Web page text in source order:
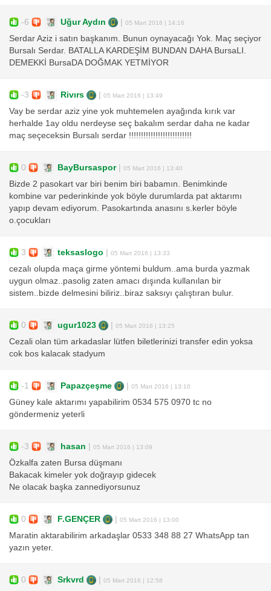
-6 Uğur Aydın 05 Mart 2016 | 14:16
Serdar Aziz i satın başkanım. Bunun oynayacağı Yok. Maç seçiyor
Bursalı Serdar. BATALLA KARDEŞİM BUNDAN DAHA BursaLI.
DEMEKKİ BursaDA DOĞMAK YETMİYOR
-3 Rivırs 05 Mart 2016 | 13:49
Vay be serdar aziz yine yok muhtemelen ayağında kırık var
herhalde 1ay oldu nerdeyse seç bakalım serdar daha ne kadar
maç seçeceksin Bursalı serdar !!!!!!!!!!!!!!!!!!!!!!!!!!
0 BayBursaspor| 05 Mart 2016 | 13:40
Bizde 2 pasokart var biri benim biri babamın. Benimkinde
kombine var pederinkinde yok böyle durumlarda pat aktarımı
yapıp devam ediyorum. Pasokartında anasını s.kerler böyle
o.çocukları
3 teksaslogo 05 Mart 2016 | 13:33
cezalı olupda maça girme yöntemi buldum..ama burda yazmak
uygun olmaz..pasolig zaten amacı dışında kullanılan bir
sistem..bizde delmesini biliriz..biraz saksıyı çalıştıran bulur.
0 ugur1023 05 Mart 2016 | 13:25
Cezali olan tüm arkadaslar lütfen biletlerinizi transfer edin yoksa
cok bos kalacak stadyum
-1 Papazçeşme 05 Mart 2016 | 13:10
Güney kale aktarımı yapabilirim 0534 575 0970 tc no
göndermeniz yeterli
-3 hasan 05 Mart 2016 | 13:09
Özkalfa zaten Bursa düşmanı
Bakacak kimeler yok doğrayıp gidecek
Ne olacak başka zannediyorsunuz
0 F.GENÇER 05 Mart 2016 | 13:00
Maratin aktarabilirim arkadaşlar 0533 348 88 27 WhatsApp tan
yazın yeter.
0 Srkvrd 05 Mart 2016 | 12:58